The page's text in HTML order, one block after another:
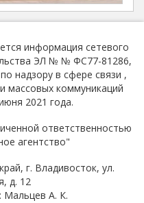
информация сетевого
ЭЛ № № ФС77-81286,
надзору в сфере связи ,
массовых коммуникаций
2021 года.
ответственностью
агентство"
г. Владивосток, ул.
д. 12
Мальцев А. К.